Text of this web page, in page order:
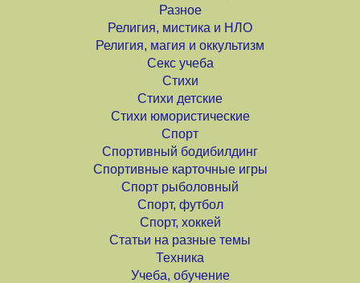
Разное
Религия, мистика и НЛО
Религия, магия и оккультизм
Секс учеба
Стихи
Стихи детские
Стихи юмористические
Спорт
Спортивный бодибилдинг
Спортивные карточные игры
Спорт рыболовный
Спорт, футбол
Спорт, хоккей
Статьи на разные темы
Техника
Учеба, обучение